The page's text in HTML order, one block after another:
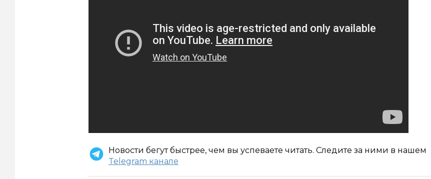
Новости бегут быстрее, чем вы успеваете читать. Следите за ними в нашем
Telegram канале